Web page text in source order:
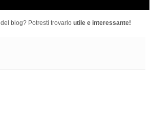
del blog? Potresti trovarlo utile e interessante!